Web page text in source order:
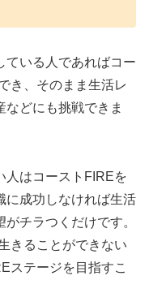
ている人であればコー
き、そのまま生活レ
どにも挑戦できま
人はコーストFIREを
に成功しなければ生活
チラつくだけです。
きることができない
ステージを目指すこ